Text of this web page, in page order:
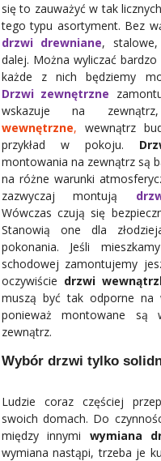
się to zauważyć w tak
tego typu asortyment. Bez
drzwi drewniane,
dalej. Można wyliczać
każde z nich będziemy
Drzwi zewnętrzne
wskazuje na
wewnętrzne, wewnątrz
przykład w pokoju.
montowania na zewnątrz są
na różne warunki
zazwyczaj montują
Wówczas czują się
Stanowią one dla
pokonania. Jeśli
schodowej zamontujemy
oczywiście drzwi
muszą być tak odporne na
ponieważ montowane
zewnątrz.
Wybór drzwi tylko
Ludzie coraz częściej
swoich domach. Do
między innymi wymiana
wymiana nastąpi, trzeba je